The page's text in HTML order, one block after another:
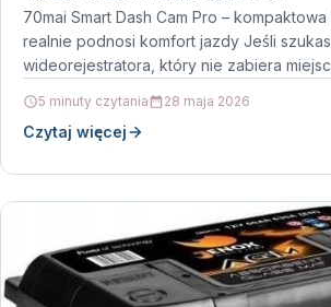
70mai Smart Dash Cam Pro –
realnie podnosi komfort jazdy Jeśli
wideorejestratora, który nie zabiera
5 minuty czytania 28 maja 2026
Czytaj więcej